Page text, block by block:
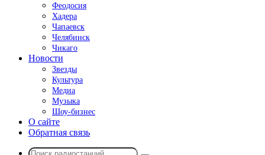
Феодосия
Хадера
Чапаевск
Челябинск
Чикаго
Новости
Звезды
Культура
Медиа
Музыка
Шоу-бизнес
О сайте
Обратная связь